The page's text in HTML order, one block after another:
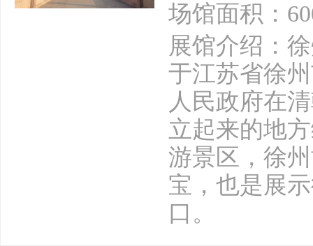
场馆面积：
展馆介绍：
于江苏省徐
人民政府在
立起来的地
游景区，徐
宝，也是展
口。